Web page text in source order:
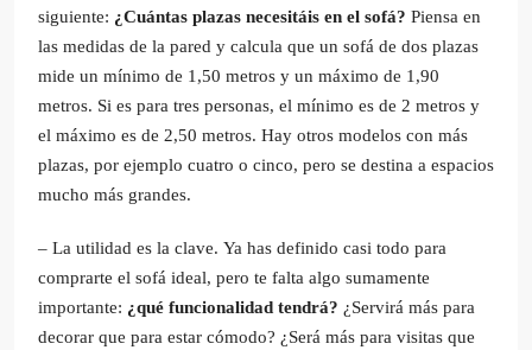
siguiente: ¿Cuántas plazas necesitáis en el sofá? Piensa en
las medidas de la pared y calcula que un sofá de dos plazas
mide un mínimo de 1,50 metros y un máximo de 1,90
metros. Si es para tres personas, el mínimo es de 2 metros y
el máximo es de 2,50 metros. Hay otros modelos con más
plazas, por ejemplo cuatro o cinco, pero se destina a espacios
mucho más grandes.
– La utilidad es la clave. Ya has definido casi todo para
comprarte el sofá ideal, pero te falta algo sumamente
importante: ¿qué funcionalidad tendrá? ¿Servirá más para
decorar que para estar cómodo? ¿Será más para visitas que